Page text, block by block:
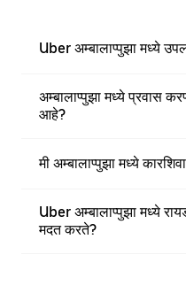
Uber अम्बालाप्पुझा मध्ये
अम्बालाप्पुझा मध्ये प्रवास
आहे?
मी अम्बालाप्पुझा मध्ये
Uber अम्बालाप्पुझा मध्ये
मदत करते?